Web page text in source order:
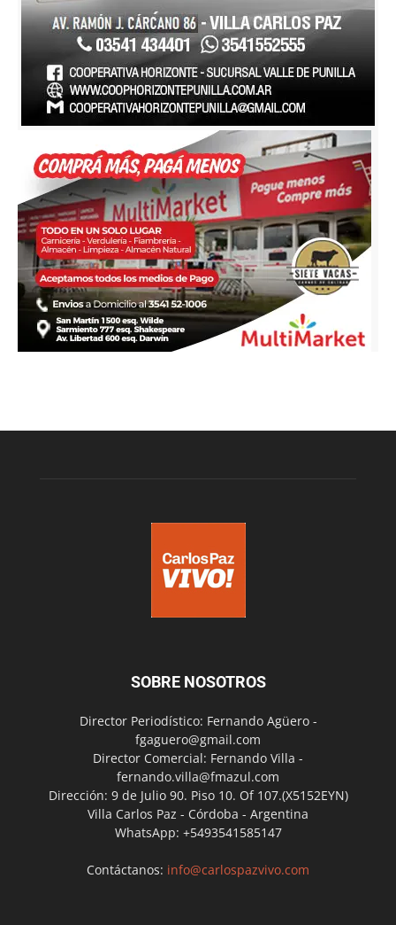
SOBRE NOSOTROS
Director Periodístico: Fernando Agüero -
fgaguero@gmail.com
Director Comercial: Fernando Villa -
fernando.villa@fmazul.com
Dirección: 9 de Julio 90. Piso 10. Of 107.(X5152EYN)
Villa Carlos Paz - Córdoba - Argentina
WhatsApp: +5493541585147
Contáctanos: info@carlospazvivo.com